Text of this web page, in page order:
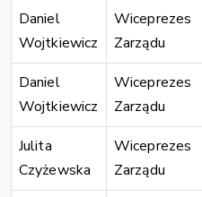
Daniel
Wojtkiewicz
Wiceprezes
Zarządu
Daniel
Wojtkiewicz
Wiceprezes
Zarządu
Julita
Czyżewska
Wiceprezes
Zarządu